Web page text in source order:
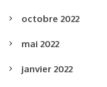
octobre 2022
mai 2022
janvier 2022